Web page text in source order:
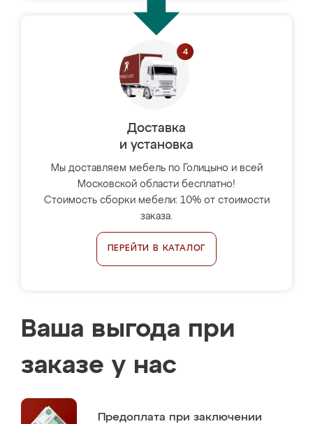
Доставка
и установка
Мы доставляем мебель по Голицыно и всей
Московской области бесплатно!
Стоимость сборки мебели: 10% от стоимости
заказа.
ПЕРЕЙТИ В КАТАЛОГ
Ваша выгода при
заказе у нас
Предоплата при заключении